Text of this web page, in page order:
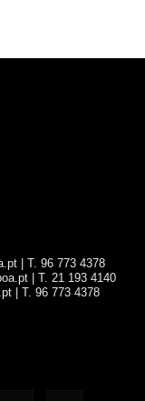
| T. 96 773 4378
| T. 21 193 4140
| T. 96 773 4378